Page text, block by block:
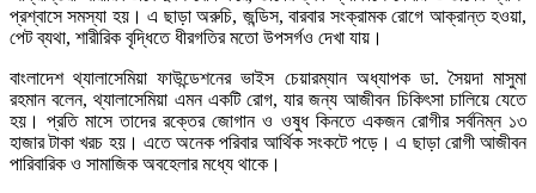
প্রশ্বাসে সমস্যা হয়। এ ছাড়া অরুচি, জন্ডিস, বারবার সংক্রামক রোগে আক্রান্ত হওয়া,
পেট ব্যথা, শারীরিক বৃদ্ধিতে ধীরগতির মতো উপসর্গও দেখা যায়।
বাংলাদেশ থ্যালাসেমিয়া ফাউন্ডেশনের ভাইস চেয়ারম্যান অধ্যাপক ডা. সৈয়দা মাসুমা
রহমান বলেন, থ্যালাসেমিয়া এমন একটি রোগ, যার জন্য আজীবন চিকিৎসা চালিয়ে যেতে
হয়। প্রতি মাসে তাদের রক্তের জোগান ও ওষুধ কিনতে একজন রোগীর সর্বনিম্ন ১৩
হাজার টাকা খরচ হয়। এতে অনেক পরিবার আর্থিক সংকটে পড়ে। এ ছাড়া রোগী আজীবন
পারিবারিক ও সামাজিক অবহেলার মধ্যে থাকে।